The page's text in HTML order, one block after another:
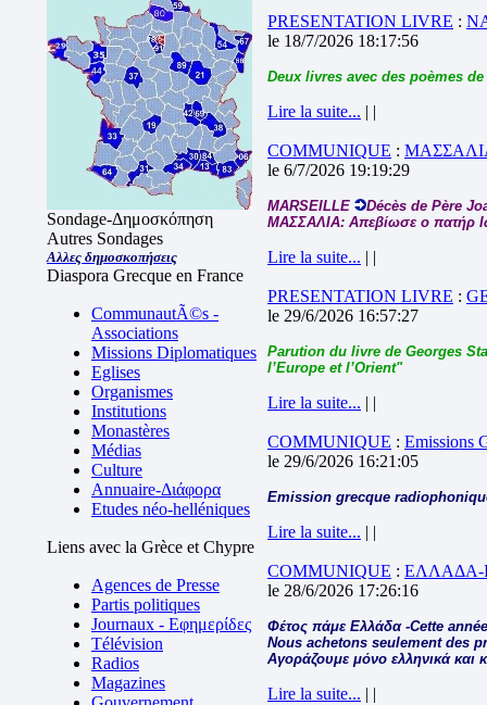
Sondage-Δημοσκόπηση
Autres Sondages
Αλλες δημοσκοπήσεις
Diaspora Grecque en France
CommunautÃ©s -
Associations
Missions Diplomatiques
Eglises
Organismes
Institutions
Monastères
Médias
Culture
Annuaire-Διάφορα
Etudes néo-helléniques
Liens avec la Grèce et Chypre
Agences de Presse
Partis politiques
Journaux - Εφημερίδες
Télévision
Radios
Magazines
PRESENTATION LIVRE :
le 18/7/2026 18:17:56
Deux livres avec des poèmes
Lire la suite... | |
COMMUNIQUE :
le 6/7/2026 19:19:29
MARSEILLE
Décès de Père
ΜΑΣΣΑΛΙΑ: Απεβίωσε ο πατήρ
Lire la suite... | |
PRESENTATION LIVRE :
le 29/6/2026 16:57:27
Parution du livre de Georges
l’Europe et l’Orient"
Lire la suite... | |
COMMUNIQUE : Emissions
le 29/6/2026 16:21:05
Emission grecque
Lire la suite... | |
COMMUNIQUE :
le 28/6/2026 17:26:16
Φέτος πάμε Ελλάδα -Cette
Nous achetons seulement des
Αγοράζουμε μόνο ελληνικά και
Lire la suite... | |